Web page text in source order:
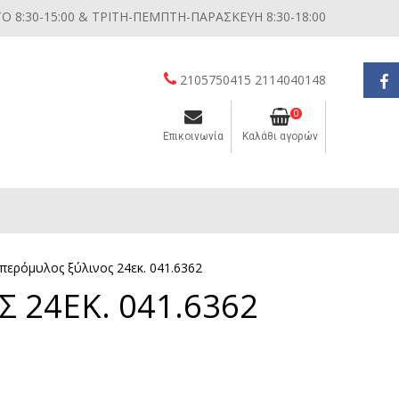
8:30-15:00 & ΤΡΙΤΗ-ΠΕΜΠΤΗ-ΠΑΡΑΣΚΕΥΗ 8:30-18:00
2105750415 2114040148
Επικοινωνία
0
Καλάθι αγορών
ξύλινος 24εκ. 041.6362
24ΕΚ. 041.6362